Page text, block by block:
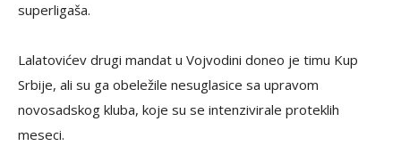
superligaša.
Lalatovićev drugi mandat u Vojvodini doneo je timu Kup
Srbije, ali su ga obeležile nesuglasice sa upravom
novosadskog kluba, koje su se intenzivirale proteklih
meseci.